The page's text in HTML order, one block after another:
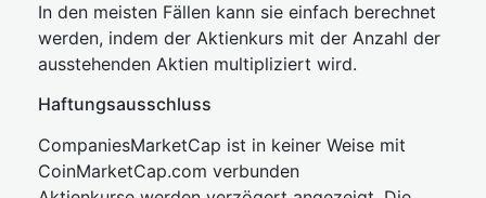
In den meisten Fällen kann sie einfach berechnet
werden, indem der Aktienkurs mit der Anzahl der
ausstehenden Aktien multipliziert wird.
Haftungsausschluss
CompaniesMarketCap ist in keiner Weise mit
CoinMarketCap.com verbunden